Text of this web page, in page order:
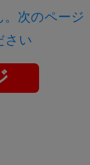
次のページ
さい